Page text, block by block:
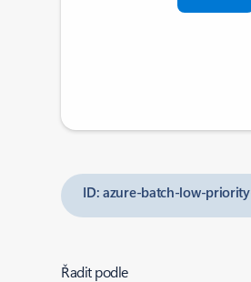
ID: azure-batch-low-
Řadit podle